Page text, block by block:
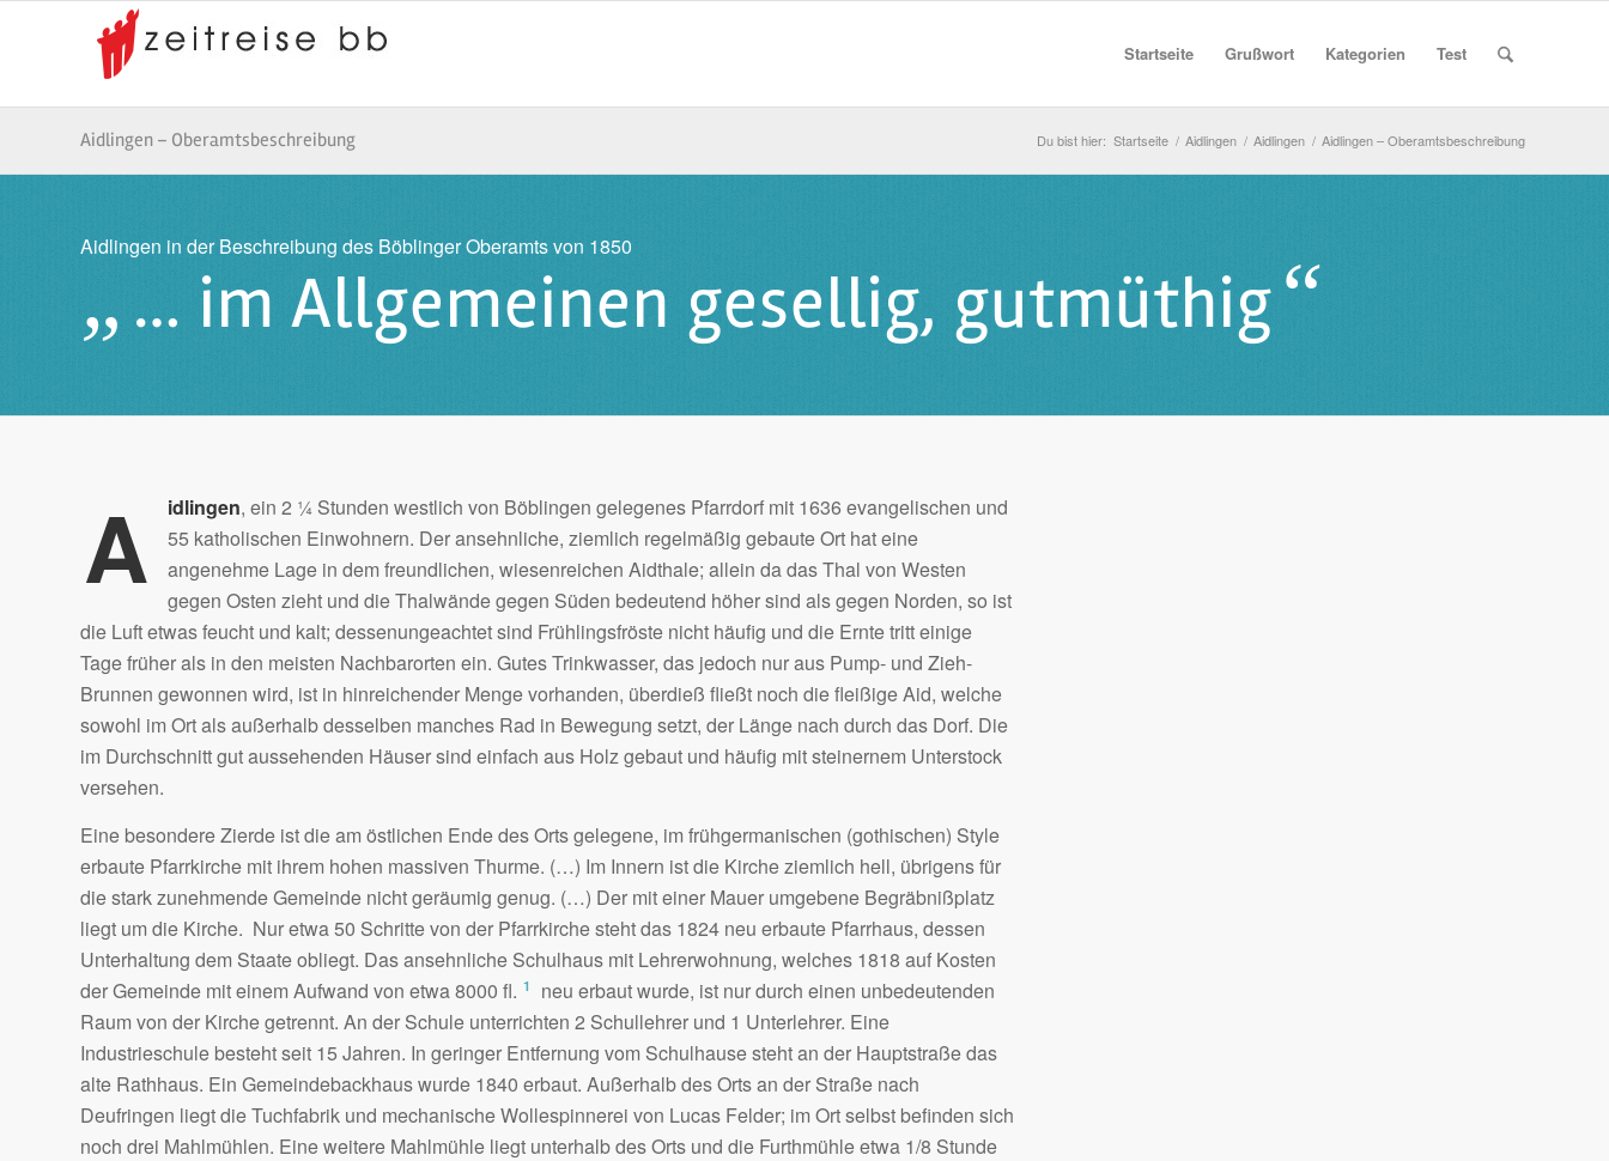
Startseite Grußwort Kategorien Test
Aidlingen – Oberamtsbeschreibung Du bist hier: Startseite / Aidlingen / Aidlingen / Aidlingen – Oberamtsbeschreibung
Aidlingen in der Beschreibung des Böblinger Oberamts von 1850
„ … im Allgemeinen gesellig, gutmüthig“
A idlingen, ein 2 ¼ Stunden westlich von Böblingen gelegenes Pfarrdorf mit 1636 evangelischen und
55 katholischen Einwohnern. Der ansehnliche, ziemlich regelmäßig gebaute Ort hat eine
angenehme Lage in dem freundlichen, wiesenreichen Aidthale; allein da das Thal von Westen
gegen Osten zieht und die Thalwände gegen Süden bedeutend höher sind als gegen Norden, so ist
die Luft etwas feucht und kalt; dessenungeachtet sind Frühlingsfröste nicht häufig und die Ernte tritt einige
Tage früher als in den meisten Nachbarorten ein. Gutes Trinkwasser, das jedoch nur aus Pump- und Zieh-
Brunnen gewonnen wird, ist in hinreichender Menge vorhanden, überdieß fließt noch die fleißige Aid, welche
sowohl im Ort als außerhalb desselben manches Rad in Bewegung setzt, der Länge nach durch das Dorf. Die
im Durchschnitt gut aussehenden Häuser sind einfach aus Holz gebaut und häufig mit steinernem Unterstock
versehen.
Eine besondere Zierde ist die am östlichen Ende des Orts gelegene, im frühgermanischen (gothischen) Style
erbaute Pfarrkirche mit ihrem hohen massiven Thurme. (…) Im Innern ist die Kirche ziemlich hell, übrigens für
die stark zunehmende Gemeinde nicht geräumig genug. (…) Der mit einer Mauer umgebene Begräbnißplatz
liegt um die Kirche. Nur etwa 50 Schritte von der Pfarrkirche steht das 1824 neu erbaute Pfarrhaus, dessen
Unterhaltung dem Staate obliegt. Das ansehnliche Schulhaus mit Lehrerwohnung, welches 1818 auf Kosten
der Gemeinde mit einem Aufwand von etwa 8000 fl. 1
neu erbaut wurde, ist nur durch einen unbedeutenden
Raum von der Kirche getrennt. An der Schule unterrichten 2 Schullehrer und 1 Unterlehrer. Eine
Industrieschule besteht seit 15 Jahren. In geringer Entfernung vom Schulhause steht an der Hauptstraße das
alte Rathhaus. Ein Gemeindebackhaus wurde 1840 erbaut. Außerhalb des Orts an der Straße nach
Deufringen liegt die Tuchfabrik und mechanische Wollespinnerei von Lucas Felder; im Ort selbst befinden sich
noch drei Mahlmühlen. Eine weitere Mahlmühle liegt unterhalb des Orts und die Furthmühle etwa 1/8 Stunde